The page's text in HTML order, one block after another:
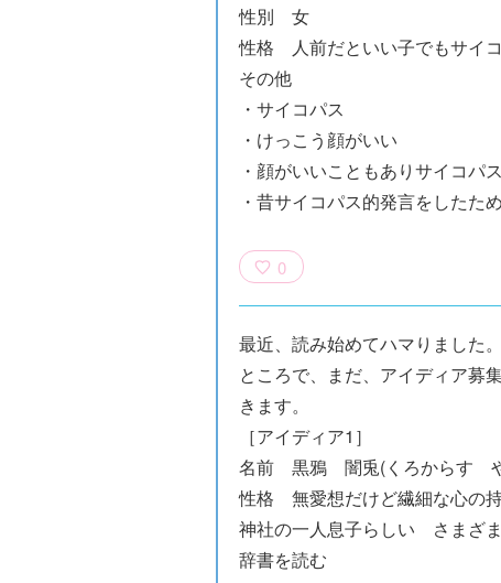
性別 女
性格 人前だといい子でもサイ
その他
・サイコパス
・けっこう顔がいい
・顔がいいこともありサイコパ
・昔サイコパス的発言をしたた
0
最近、読み始めてハマりました。
ところで、まだ、アイディア募
きます。
［アイディア1］
名前 黒鴉 闇兎(くろからす
性格 無愛想だけど繊細な心の
神社の一人息子らしい さまざ
辞書を読む
トモダチデスゲ
ーム 昨日の友
は今日の敵
い猫にご用心